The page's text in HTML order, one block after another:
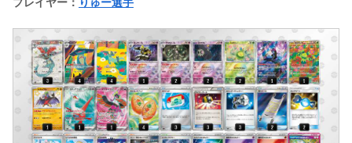
プレイヤー： りゅー選手